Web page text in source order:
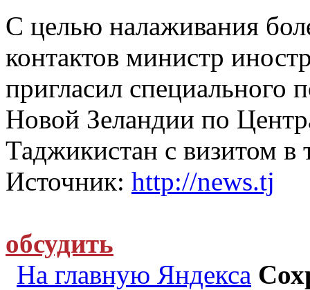
С целью налаживания
контактов министр
пригласил специального
Новой Зеландии по
Таджикистан с визитом в
Источник: http://news.tj
обсудить
На главную Яндекса